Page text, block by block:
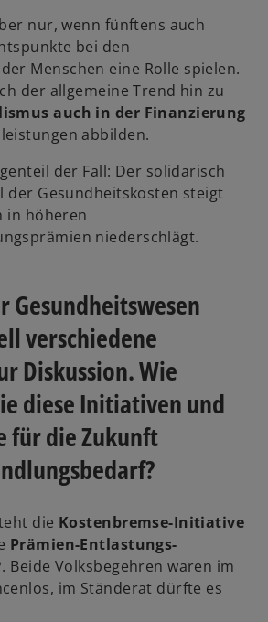
nur, wenn fünftens auch
bei den
Menschen eine Rolle spielen.
der allgemeine Trend hin zu
auch in der Finanzierung
abbilden.
der Fall: Der solidarisch
der Gesundheitskosten steigt
in höheren
niederschlägt.
Gesundheitswesen
verschiedene
Diskussion. Wie
diese Initiativen und
für die Zukunft
die Kostenbremse-Initiative
Prämien-Entlastungs-
Beide Volksbegehren waren im
im Ständerat dürfte es